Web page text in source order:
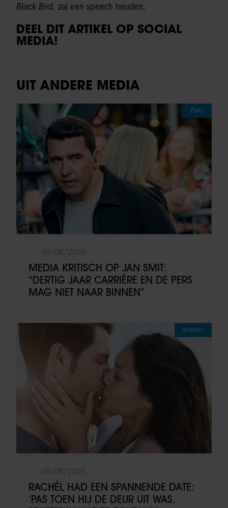
Black Bird, zal een speech houden.
DEEL DIT ARTIKEL OP SOCIAL
MEDIA!
UIT ANDERE MEDIA
Party
MEDIA KRITISCH OP JAN SMIT:
“DERTIG JAAR CARRIÈRE EN DE PERS
MAG NIET NAAR BINNEN”
Vriendin
RACHÉL HAD EEN SPANNENDE DATE:
‘PAS TOEN HIJ DE DEUR UIT WAS,